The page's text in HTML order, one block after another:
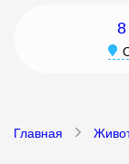
Главная